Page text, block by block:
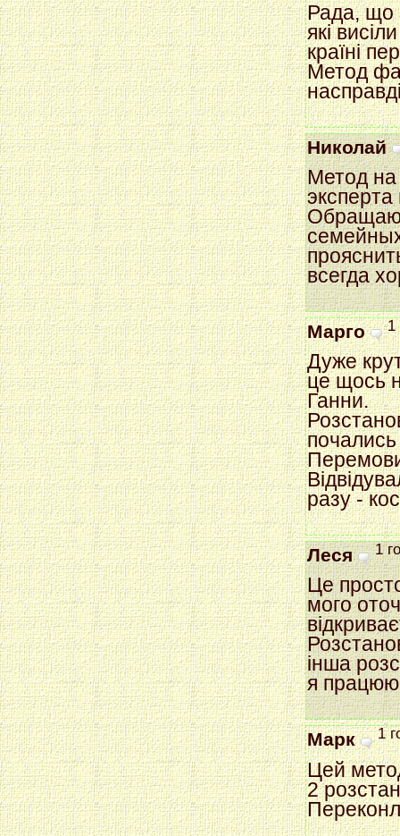
Рада, що
які
країні
Метод
Николай
Метод
всегда
Марго 1
Дуже
це щось
Ганни.
разу -
Леся 1
Це
мого
інша
я працюю.
Марк 1
Цей
2